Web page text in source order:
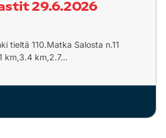
29.6.2026
tieltä 110.Matka Salosta n.11
km,3.4 km,2.7...